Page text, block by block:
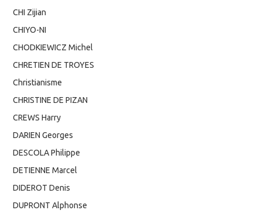
CHI Zijian
CHIYO-NI
CHODKIEWICZ Michel
CHRETIEN DE TROYES
Christianisme
CHRISTINE DE PIZAN
CREWS Harry
DARIEN Georges
DESCOLA Philippe
DETIENNE Marcel
DIDEROT Denis
DUPRONT Alphonse